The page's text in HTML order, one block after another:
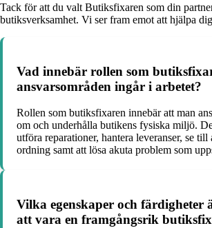
Tack för att du valt Butiksfixaren som din
butiksverksamhet. Vi ser fram emot att hjälpa
Vad innebär rollen som
ansvarsområden ingår i arbetet?
Rollen som butiksfixaren innebär att man
om och underhålla butikens fysiska miljö.
utföra reparationer, hantera leveranser, se
ordning samt att lösa akuta problem som
Vilka egenskaper och färdigheter
att vara en framgångsrik